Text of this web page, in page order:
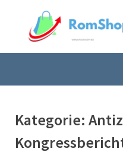
content
Kategorie: